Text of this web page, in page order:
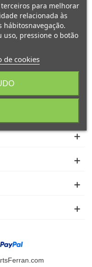
para melhorar
relacionada às
hábitosnavegação.
uso, pressione o botão
de cookies